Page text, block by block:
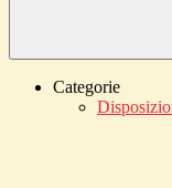
Categorie